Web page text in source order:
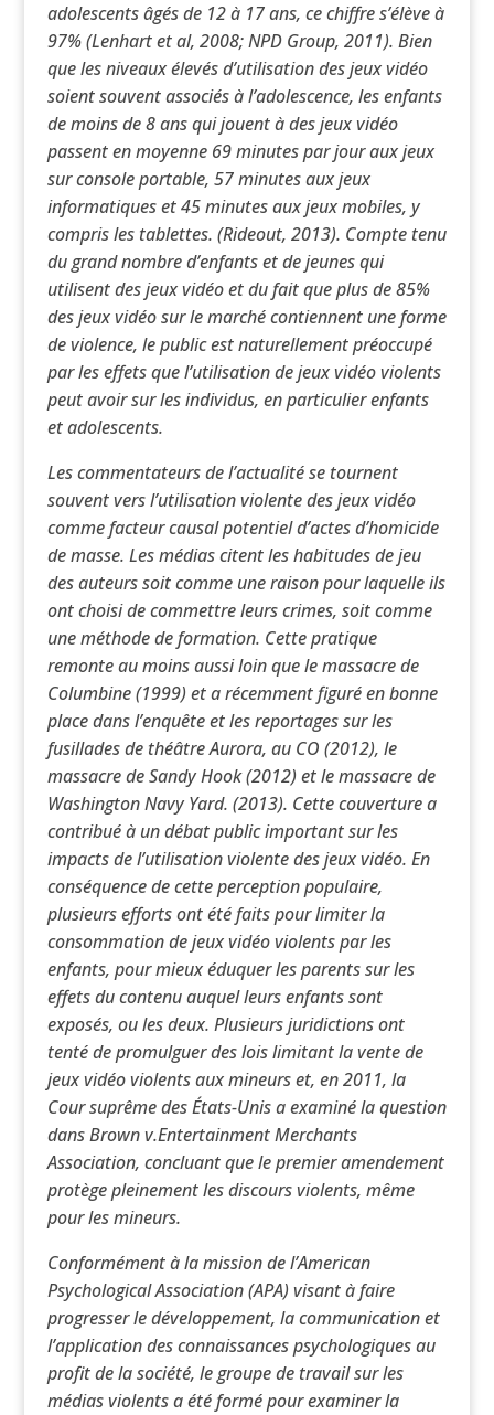
adolescents âgés de 12 à 17 ans, ce chiffre s’élève à
97% (Lenhart et al, 2008; NPD Group, 2011). Bien
que les niveaux élevés d’utilisation des jeux vidéo
soient souvent associés à l’adolescence, les enfants
de moins de 8 ans qui jouent à des jeux vidéo
passent en moyenne 69 minutes par jour aux jeux
sur console portable, 57 minutes aux jeux
informatiques et 45 minutes aux jeux mobiles, y
compris les tablettes. (Rideout, 2013). Compte tenu
du grand nombre d’enfants et de jeunes qui
utilisent des jeux vidéo et du fait que plus de 85%
des jeux vidéo sur le marché contiennent une forme
de violence, le public est naturellement préoccupé
par les effets que l’utilisation de jeux vidéo violents
peut avoir sur les individus, en particulier enfants
et adolescents.
Les commentateurs de l’actualité se tournent
souvent vers l’utilisation violente des jeux vidéo
comme facteur causal potentiel d’actes d’homicide
de masse. Les médias citent les habitudes de jeu
des auteurs soit comme une raison pour laquelle ils
ont choisi de commettre leurs crimes, soit comme
une méthode de formation. Cette pratique
remonte au moins aussi loin que le massacre de
Columbine (1999) et a récemment figuré en bonne
place dans l’enquête et les reportages sur les
fusillades de théâtre Aurora, au CO (2012), le
massacre de Sandy Hook (2012) et le massacre de
Washington Navy Yard. (2013). Cette couverture a
contribué à un débat public important sur les
impacts de l’utilisation violente des jeux vidéo. En
conséquence de cette perception populaire,
plusieurs efforts ont été faits pour limiter la
consommation de jeux vidéo violents par les
enfants, pour mieux éduquer les parents sur les
effets du contenu auquel leurs enfants sont
exposés, ou les deux. Plusieurs juridictions ont
tenté de promulguer des lois limitant la vente de
jeux vidéo violents aux mineurs et, en 2011, la
Cour suprême des États-Unis a examiné la question
dans Brown v.Entertainment Merchants
Association, concluant que le premier amendement
protège pleinement les discours violents, même
pour les mineurs.
Conformément à la mission de l’American
Psychological Association (APA) visant à faire
progresser le développement, la communication et
l’application des connaissances psychologiques au
profit de la société, le groupe de travail sur les
médias violents a été formé pour examiner la